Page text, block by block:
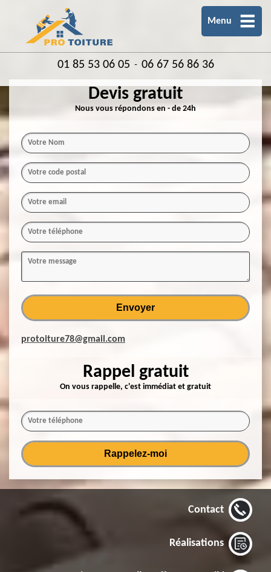
Menu
01 85 53 06 05 - 06 67 56 86 36
Devis gratuit
Nous vous répondons en - de 24h
protoiture78@gmail.com
Rappel gratuit
On vous rappelle, c'est immédiat et gratuit
Contact
Réalisations